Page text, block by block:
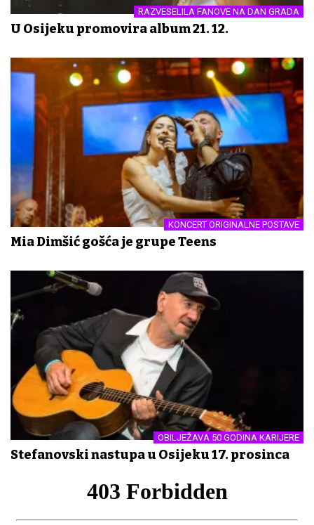
RAZVESELILA FANOVE NA DAN GRADA
U Osijeku promovira album 21. 12.
KONCERT ORIGINALNE POSTAVE
Mia Dimšić gošća je grupe Teens
OBILJEŽAVA 50 GODINA KARIJERE
Stefanovski nastupa u Osijeku 17. prosinca